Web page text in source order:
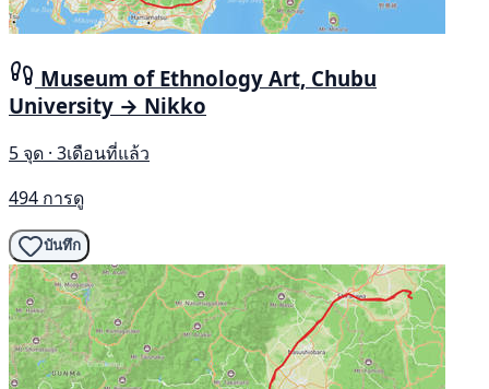
Museum of Ethnology Art, Chubu
University → Nikko
5 จุด · 3เดือนที่แล้ว
494 การดู
บันทึก